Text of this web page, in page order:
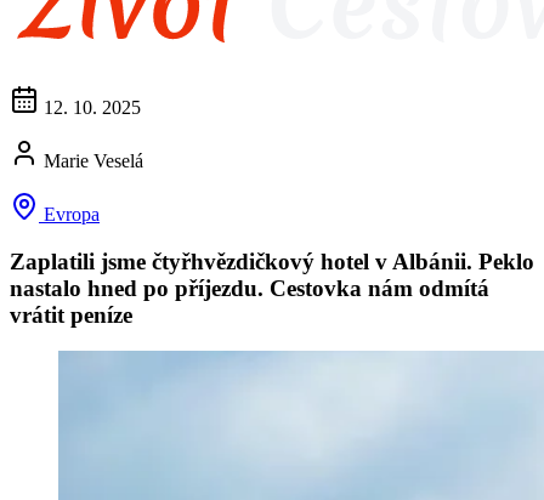
12. 10. 2025
Marie Veselá
Evropa
Zaplatili jsme čtyřhvězdičkový hotel v Albánii. Peklo
nastalo hned po příjezdu. Cestovka nám odmítá
vrátit peníze